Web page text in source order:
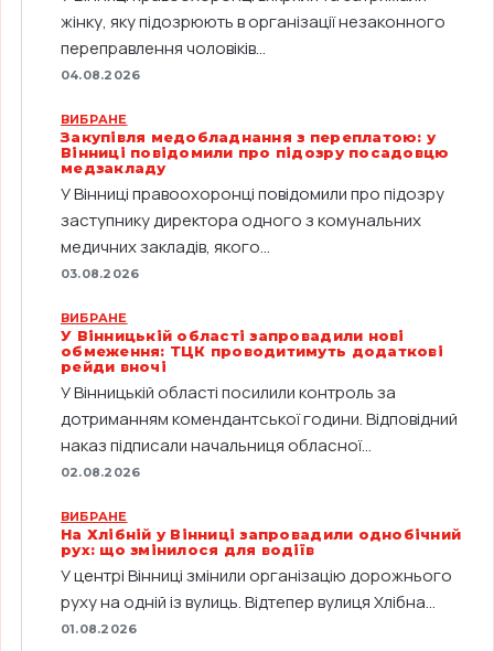
жінку, яку підозрюють в організації незаконного
переправлення чоловіків...
04.08.2026
ВИБРАНЕ
Закупівля медобладнання з переплатою: у
Вінниці повідомили про підозру посадовцю
медзакладу
У Вінниці правоохоронці повідомили про підозру
заступнику директора одного з комунальних
медичних закладів, якого...
03.08.2026
ВИБРАНЕ
У Вінницькій області запровадили нові
обмеження: ТЦК проводитимуть додаткові
рейди вночі
У Вінницькій області посилили контроль за
дотриманням комендантської години. Відповідний
наказ підписали начальниця обласної...
02.08.2026
ВИБРАНЕ
На Хлібній у Вінниці запровадили однобічний
рух: що змінилося для водіїв
У центрі Вінниці змінили організацію дорожнього
руху на одній із вулиць. Відтепер вулиця Хлібна...
01.08.2026